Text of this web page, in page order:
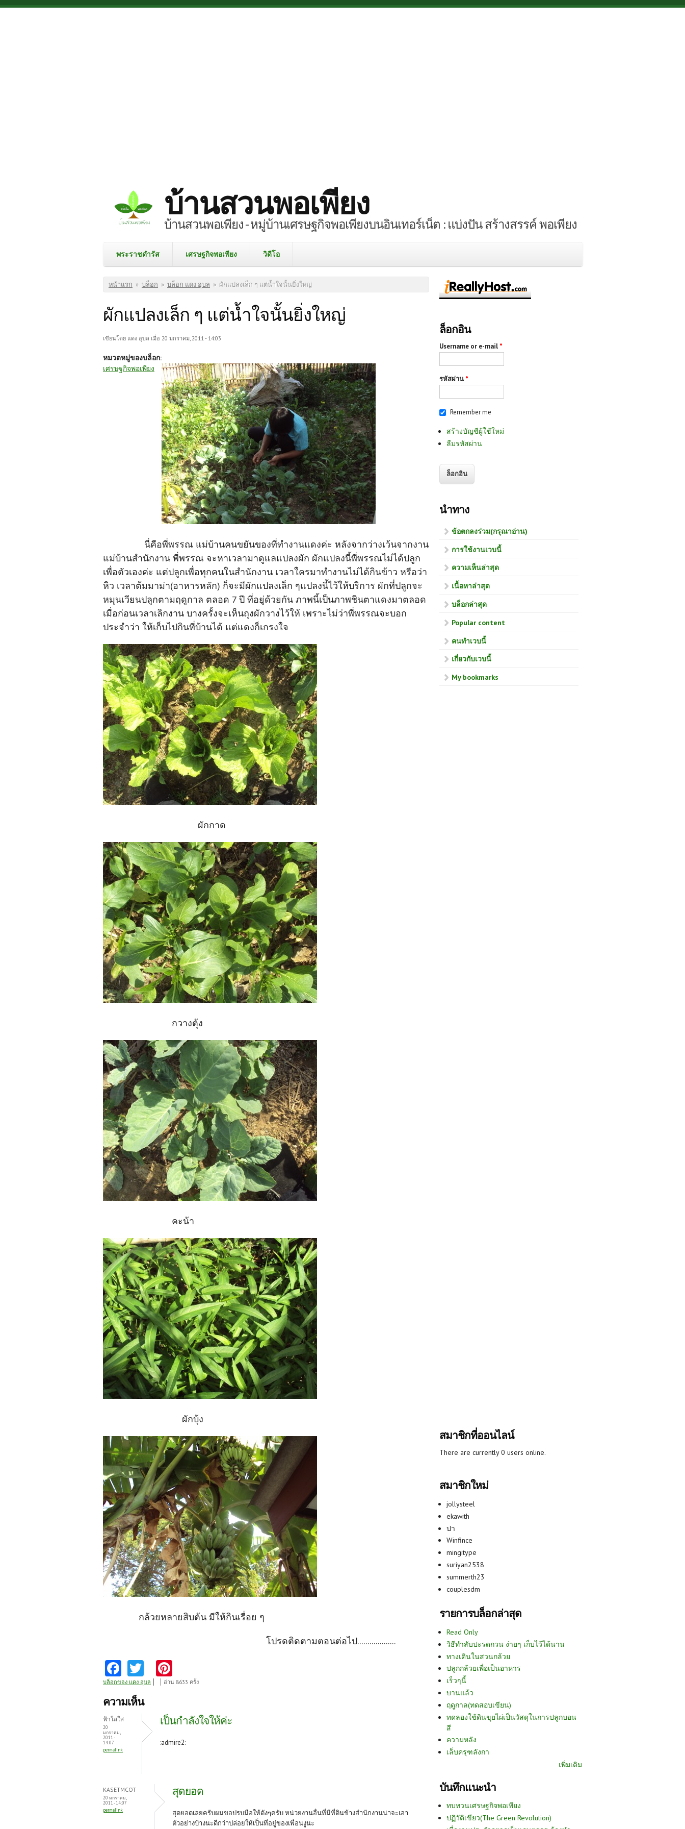
Skip to main content
บ้านสวนพอเพียง
บ้านสวนพอเพียง - หมู่บ้านเศรษฐกิจพอเพียงบนอินเทอร์เน็ต : แบ่งปัน สร้างสรรค์ พอเพียง
พระราชดำรัส เศรษฐกิจพอเพียง วิดีโอ
คุณอยู่ที่นี่
หน้าแรก » บล็อก » บล็อก แดง อุบล » ผักแปลงเล็ก ๆ แต่น้ำใจนั้นยิ่งใหญ่
ผักแปลงเล็ก ๆ แต่น้ำใจนั้นยิ่งใหญ่
เขียนโดย แดง อุบล เมื่อ 20 มกราคม, 2011 - 14:03
หมวดหมู่ของบล็อก:
เศรษฐกิจพอเพียง
นี่คือพี่พรรณ แม่บ้านคนขยันของที่ทำงานแดงค่ะ หลังจากว่างเว้นจากงาน
แม่บ้านสำนักงาน พี่พรรณ จะหาเวลามาดูแลแปลงผัก ผักแปลงนี้พี่พรรณไม่ได้ปลูก
เพื่อตัวเองค่ะ แต่ปลูกเพื่อทุกคนในสำนักงาน เวลาใครมาทำงานไม่ได้กินข้าว หรือว่า
หิว เวลาต้มมาม่า(อาหารหลัก) ก็จะมีผักแปลงเล็ก ๆแปลงนี้ไว้ให้บริการ ผักที่ปลูกจะ
หมุนเวียนปลูกตามฤดูกาล ตลอด 7 ปี ที่อยู่ด้วยกัน ภาพนี้เป็นภาพชินตาแดงมาตลอด
เมื่อก่อนเวลาเลิกงาน บางครั้งจะเห็นถุงผักวางไว้ให้ เพราะไม่ว่าพี่พรรณจะบอก
ประจำว่า ให้เก็บไปกินที่บ้านได้ แต่แดงก็เกรงใจ
ผักกาด
กวางตุ้ง
คะน้า
ผักบุ้ง
กล้วยหลายสิบต้น มีให้กินเรื่อย ๆ
โปรดติดตามตอนต่อไป...................
Fa
ce
b
o
k
w
itt
nt
es
t
บล็อกของ แดง อุบล อ่าน 8633 ครั้ง
ความเห็น
ฟ้าใสใส
20
มกราคม,
2011 -
14:07
permalink
เป็นกำลังใจให้ค่ะ
:admire2:
KASETMCOT
20 มกราคม,
2011 - 14:07
permalink
สุดยอด
สุดยอดเลยครับผมขอปรบมือให้ดังๆครับ หน่วยงานอื่นที่มีที่ดินข้างสำนักงานน่าจะเอา
ตัวอย่างบ้างนะดีกว่าปล่อยให้เป็นที่อยู่ของเพื่อนงูนะ
ล็อกอิน
Username or e-mail *
รหัสผ่าน *
Remember me
สร้างบัญชีผู้ใช้ใหม่
ลืมรหัสผ่าน
นำทาง
ข้อตกลงร่วม(กรุณาอ่าน)
การใช้งานเวบนี้
ความเห็นล่าสุด
เนื้อหาล่าสุด
บล็อกล่าสุด
Popular content
คนทำเวบนี้
เกี่ยวกับเวบนี้
My bookmarks
สมาชิกที่ออนไลน์
There are currently 0 users online.
สมาชิกใหม่
jollysteel
ekawith
ปา
Winfince
mingitype
suriyan2538
summerth23
couplesdm
รายการบล็อกล่าสุด
Read Only
วิธีทำสับปะรดกวน ง่ายๆ เก็บไว้ได้นาน
ทางเดินในสวนกล้วย
ปลูกกล้วยเพื่อเป็นอาหาร
เร็วๆนี้
บานแล้ว
ฤดูกาล(ทดสอบเขียน)
ทดลองใช้ดินขุยไผ่เป็นวัสดุในการปลูกบอน
สี
ความหลัง
เล็บครุฑลังกา
เพิ่มเติม
บันทึกแนะนำ
ทบทวนเศรษฐกิจพอเพียง
ปฏิวัติเขียว(The Green Revolution)